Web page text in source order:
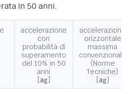
in 50 anni.
accelerazione
con
probabilità di
superamento
del 10% in 50
anni
[ag]
accelerazione
orizzontale
massima
convenzionale
(Norme
Tecniche)
[ag]